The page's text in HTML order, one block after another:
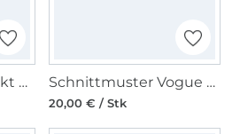
E-Book Leni Pepunkt 93 SOMMER.bluse Schnittmuster Vogue 9258 Kombination
20,00 € / Stk